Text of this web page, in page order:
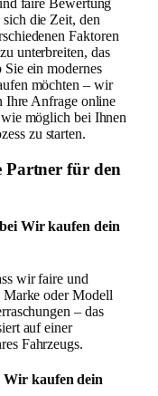
faire Bewertung
die Zeit, den
Faktoren
unterbreiten, das
ein modernes
möchten – wir
Ihre Anfrage online
möglich bei Ihnen
zu starten.
Partner für den
Wir kaufen dein
wir faire und
Marke oder Modell
– das
auf einer
Fahrzeugs.
Wir kaufen dein